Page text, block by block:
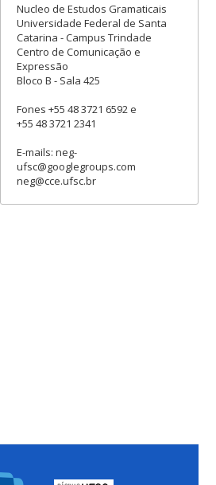
Nucleo de Estudos Gramaticais
Universidade Federal de Santa
Catarina - Campus Trindade
Centro de Comunicação e
Expressão
Bloco B - Sala 425
Fones +55 48 3721 6592 e
+55 48 3721 2341
E-mails: neg-
ufsc@googlegroups.com
neg@cce.ufsc.br